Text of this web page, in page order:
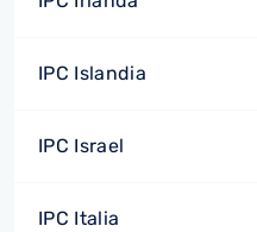
IPC Islandia
IPC Israel
IPC Italia